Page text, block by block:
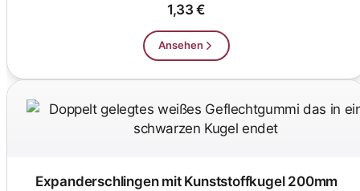
1,33 €
Ansehen
Expanderschlingen mit Kunststoffkugel 200mm